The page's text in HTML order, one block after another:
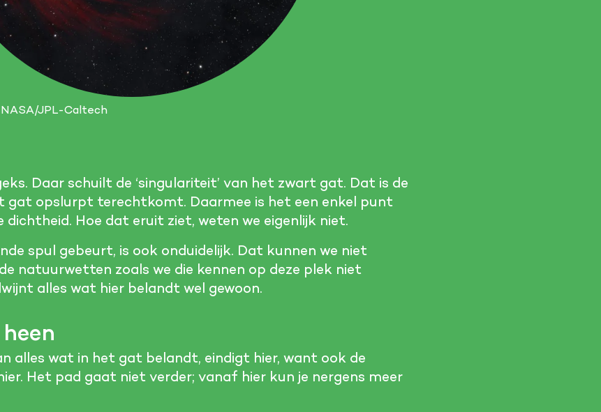
JPL-Caltech
Daar schuilt de ‘singulariteit’ van het zwart gat. Dat is de
gat opslurpt terechtkomt. Daarmee is het een enkel punt
dichtheid. Hoe dat eruit ziet, weten we eigenlijk niet.
spul gebeurt, is ook onduidelijk. Dat kunnen we niet
natuurwetten zoals we die kennen op deze plek niet
alles wat hier belandt wel gewoon.
alles wat in het gat belandt, eindigt hier, want ook de
Het pad gaat niet verder; vanaf hier kun je nergens meer